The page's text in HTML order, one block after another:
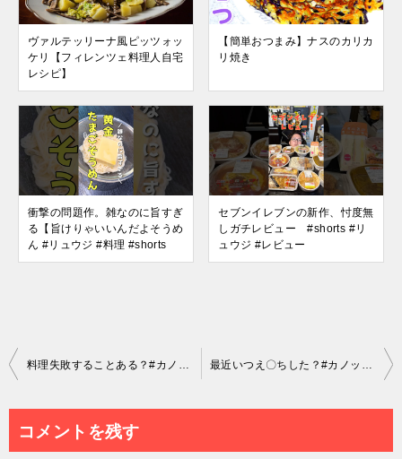
ヴァルテッリーナ風ピッツォッ
ケリ【フィレンツェ料理人自宅
レシピ】
【簡単おつまみ】ナスのカリカ
リ焼き
衝撃の問題作。雑なのに旨すぎ
る【旨けりゃいいんだよそうめ
ん #リュウジ #料理 #shorts
セブンイレブンの新作、忖度無
しガチレビュー #shorts #リ
ュウジ #レビュー
投
ビ
コメントを残す